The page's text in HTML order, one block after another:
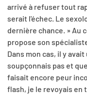
arrivé à refuser tout
serait l'échec. Le
dernière chance. » Au
propose son
Dans mon cas, il y
soupçonnais pas et
faisait encore peur
flash, je le revoyais en